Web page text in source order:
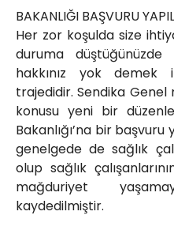
BAKANLIĞI BAŞVURU
Her zor koşulda size
duruma düştüğünüzde
hakkınız yok demek
trajedidir. Sendika
konusu yeni bir
Bakanlığı’na bir başvuru
genelgede de sağlık
olup sağlık
mağduriyet
kaydedilmiştir.